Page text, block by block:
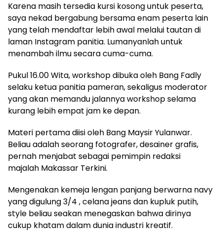
Karena masih tersedia kursi kosong untuk peserta,
saya nekad bergabung bersama enam peserta lain
yang telah mendaftar lebih awal melalui tautan di
laman Instagram panitia. Lumanyanlah untuk
menambah ilmu secara cuma-cuma.
Pukul 16.00 Wita, workshop dibuka oleh Bang Fadly
selaku ketua panitia pameran, sekaligus moderator
yang akan memandu jalannya workshop selama
kurang lebih empat jam ke depan.
Materi pertama diisi oleh Bang Maysir Yulanwar.
Beliau adalah seorang fotografer, desainer grafis,
pernah menjabat sebagai pemimpin redaksi
majalah Makassar Terkini.
Mengenakan kemeja lengan panjang berwarna navy
yang digulung 3/4 , celana jeans dan kupluk putih,
style beliau seakan menegaskan bahwa dirinya
cukup khatam dalam dunia industri kreatif.